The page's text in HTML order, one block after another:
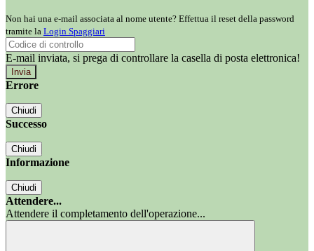
Non hai una e-mail associata al nome utente? Effettua il reset della password
tramite la Login Spaggiari
E-mail inviata, si prega di controllare la casella di posta elettronica!
Errore
Chiudi
Successo
Chiudi
Informazione
Chiudi
Attendere...
Attendere il completamento dell'operazione...